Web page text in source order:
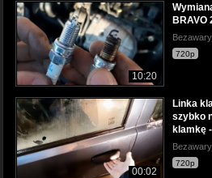
10:20
BRAVO
720p
00:02
Linka
szybko
klamkę -
720p